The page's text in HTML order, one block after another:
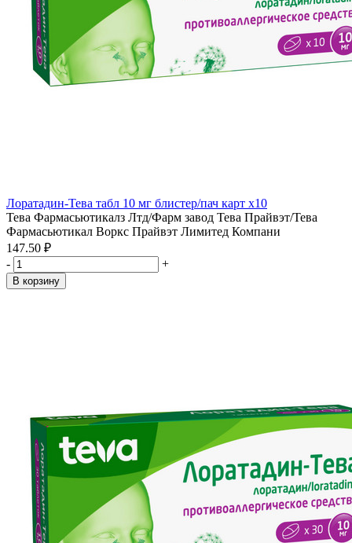
Лоратадин-Тева табл 10 мг блистер/пач карт x10
Тева Фармасьютикалз Лтд/Фарм завод Тева Прайвэт/Тева
Фармасьютикал Воркс Прайвэт Лимитед Компани
147.50 ₽
-
+
В корзину